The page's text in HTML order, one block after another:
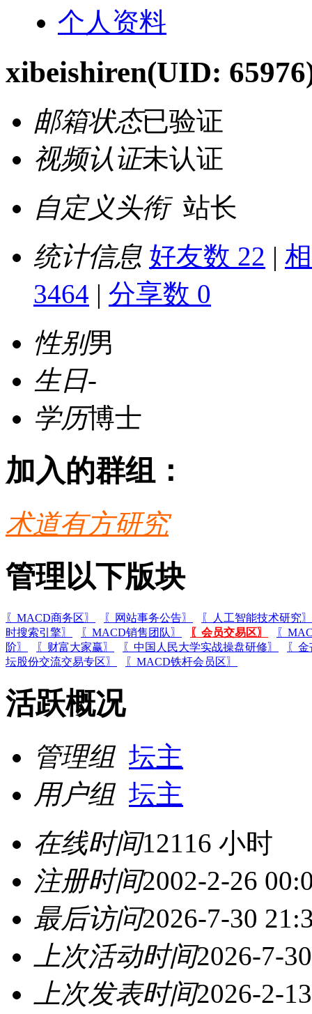
个人资料
xibeishiren(UID:
邮箱状态已验证
视频认证未认证
自定义头衔 站长
统计信息 好友数 22 |
3464 | 分享数 0
性别男
生日-
学历博士
加入的群组：
术道有方研究
管理以下版块
〖MACD商务区〗 〖网站事务公告〗
〖人工智能技术研究〗
时搜索引擎〗
〖MACD销售团队〗 〖会员交易区〗
〖
阶〗
〖财富大家赢〗 〖中国人民大学实战操盘研修〗
〖
坛股份交流交易专区〗
〖MACD铁杆会员区〗
活跃概况
管理组 坛主
用户组 坛主
在线时间12116 小时
注册时间2002-2-26
最后访问2026-7-30
上次活动时间2026-7-
上次发表时间2026-2-